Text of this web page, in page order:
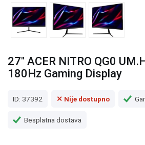
27" ACER NITRO QG0
180Hz Gaming Display
ID: 37392 ✕ Nije dostupno
Besplatna dostava